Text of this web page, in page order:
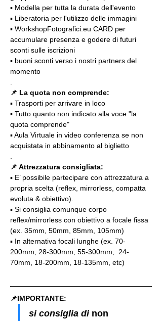
▪️ Modella per tutta la durata dell'evento
▪️ Liberatoria per l'utilizzo delle immagini
▪️ WorkshopFotografici.eu CARD per
accumulare presenza e godere di futuri
sconti sulle iscrizioni
▪️ buoni sconti verso i nostri partners del
momento
📌 La quota non comprende:
▪️ Trasporti per arrivare in loco
▪️ Tutto quanto non indicato alla voce "la
quota comprende"
▪️ Aula Virtuale in video conferenza se non
acquistata in abbinamento al biglietto
📌 Attrezzatura consigliata:
▪️ E’ possibile partecipare con attrezzatura a
propria scelta (reflex, mirrorless, compatta
evoluta & obiettivo).
▪️ Si consiglia comunque corpo
reflex/mirrorless con obiettivo a focale fissa
(ex. 35mm, 50mm, 85mm, 105mm)
▪️ In alternativa focali lunghe (ex. 70-
200mm, 28-300mm, 55-300mm,  24-
70mm, 18-200mm, 18-135mm, etc)
📌IMPORTANTE:
si consiglia di non